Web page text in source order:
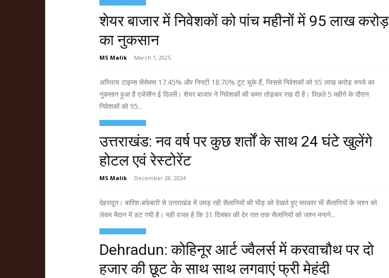
Read more
शेयर बाजार में निवेशकों को पांच महीनों में 95 लाख करोड़
का नुकसान
MS Malik - March 1, 2025
अस्तित्व टाइम्स सेंसेक्स 17.45% और निफ्टी 18.70% टूट चुके हैं, जिससे निवेशकों को 95 लाख करोड़ रुपये का
नुकसान हुआ है एजेंसीन ई दिल्ली। शेयर बाजार ने निवेशकों की कमर तोड़कर रख दी है। पिछले 5 महीने के दौरान
निवेशकों को 95...
Read more
उत्तराखंड: नव वर्ष पर कुछ शर्तों के साथ 24 घंटे खुलेंगे
होटल एवं रेस्टोरेंट
MS Malik - December 28, 2024
देहरादून। बारिश-बर्फबारी से उत्तराखंड में उमड़ रही सैलानियों की भीड़ को देखते हुए सरकार भी सैलानियों के जश्न को
लेकर मैदान में डट गयी है। यही वजह है कि 31 दिसंबर की देर रात तक सैलानियों को जश्न मनाने...
Read more
Dehradun: कोहिनूर आर्ट ज्वैलर्स में करवाचौथ पर दो
हजार की छूट के साथ साथ लगवाएं फ्री मेहंदी